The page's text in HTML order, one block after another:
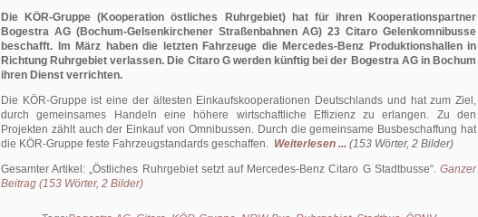
Die KÖR-Gruppe (Kooperation östliches Ruhrgebiet) hat für ihren Kooperationspartner
Bogestra AG (Bochum-Gelsenkirchener Straßenbahnen AG) 23 Citaro Gelenkomnibusse
beschafft. Im März haben die letzten Fahrzeuge die Mercedes-Benz Produktionshallen in
Richtung Ruhrgebiet verlassen. Die Citaro G werden künftig bei der Bogestra AG in Bochum
ihren Dienst verrichten.
Die KÖR-Gruppe ist eine der ältesten Einkaufskooperationen Deutschlands und hat zum Ziel,
durch gemeinsames Handeln eine höhere wirtschaftliche Effizienz zu erlangen. Zu den
Projekten zählt auch der Einkauf von Omnibussen. Durch die gemeinsame Busbeschaffung hat
die KÖR-Gruppe feste Fahrzeugstandards geschaffen. Weiterlesen ... (153 Wörter, 2 Bilder)
Gesamter Artikel: Östliches Ruhrgebiet setzt auf Mercedes-Benz Citaro G Stadtbusse .Ganzer
Beitrag (153 Wörter, 2 Bilder)